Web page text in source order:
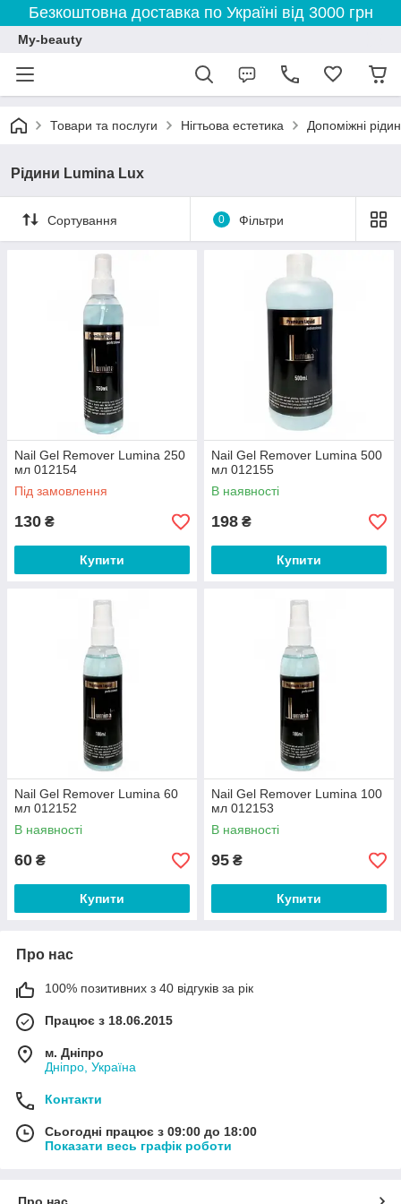
Безкоштовна доставка по Україні від 3000 грн
My-beauty
Товари та послуги Нігтьова естетика Допоміжні
Рідини Lumina Lux
Сортування 0 Фільтри
Nail Gel Remover Lumina 250
мл 012154
Під замовлення
130 ₴
Купити
Nail Gel Remover Lumina 500
мл 012155
В наявності
198 ₴
Купити
Nail Gel Remover Lumina 60
мл 012152
В наявності
60 ₴
Купити
Nail Gel Remover Lumina 100
мл 012153
В наявності
95 ₴
Купити
Про нас
100% позитивних з 40 відгуків за рік
Працює з 18.06.2015
м. Дніпро
Дніпро, Україна
Контакти
Сьогодні працює з 09:00 до 18:00
Показати весь графік роботи